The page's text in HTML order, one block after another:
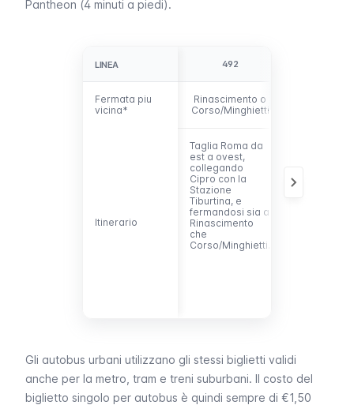
Pantheon (4 minuti a piedi).
LINEA
Fermata piu
vicina*
Itinerario
LINEA 492
Fermata piu
vicina*
Rinascimento o
Corso/Minghietti
Itinerario
Taglia Roma da
est a ovest,
collegando
Cipro con la
Stazione
Tiburtina, e
fermandosi sia a
Rinascimento
che
Corso/Minghietti.
direzione
Gli autobus urbani utilizzano gli stessi biglietti validi
anche per la metro tram e treni suburbani. Il costo del
biglietto singolo per autobus è quindi sempre di €1,50